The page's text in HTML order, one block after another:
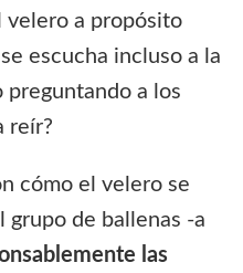
velero a propósito
escucha incluso a la
preguntando a los
reír?
cómo el velero se
grupo de ballenas -a
las